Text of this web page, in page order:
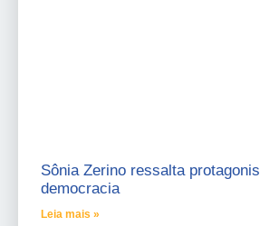
Sônia Zerino ressalta
democracia
Leia mais »